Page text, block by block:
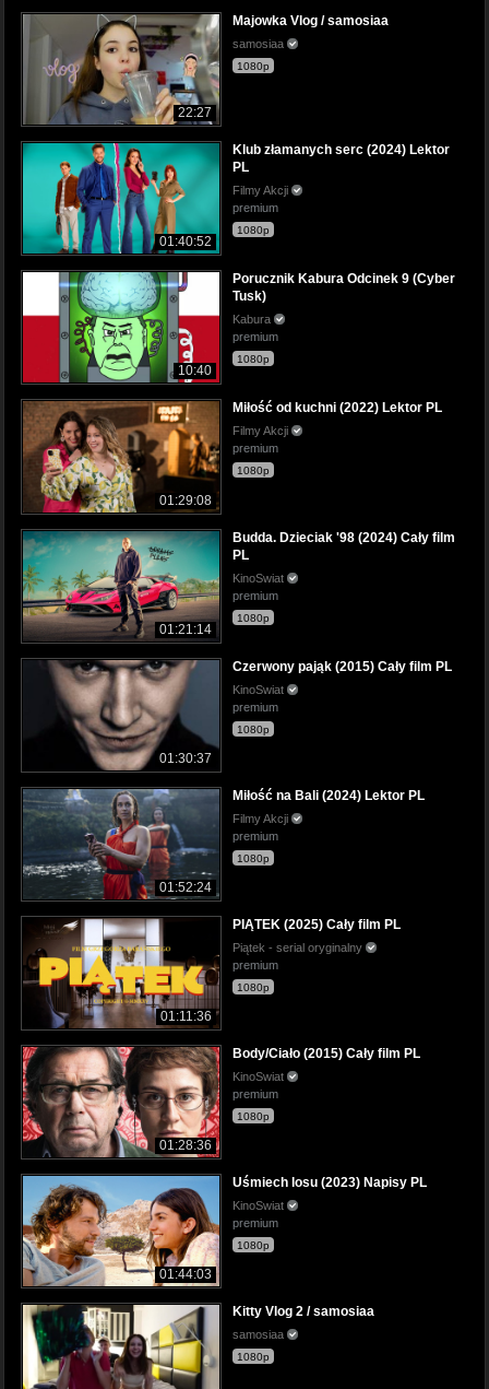
22:27
Majowka Vlog / samosiaa
samosiaa
1080p
01:40:52
Klub złamanych serc (2024) Lektor
PL
Filmy Akcji
premium
1080p
10:40
Porucznik Kabura Odcinek 9 (Cyber
Tusk)
Kabura
premium
1080p
01:29:08
Miłość od kuchni (2022) Lektor PL
Filmy Akcji
premium
1080p
01:21:14
Budda. Dzieciak '98 (2024) Cały film
PL
KinoSwiat
premium
1080p
01:30:37
Czerwony pająk (2015) Cały film PL
KinoSwiat
premium
1080p
01:52:24
Miłość na Bali (2024) Lektor PL
Filmy Akcji
premium
1080p
01:11:36
PIĄTEK (2025) Cały film PL
Piątek - serial oryginalny
premium
1080p
01:28:36
Body/Ciało (2015) Cały film PL
KinoSwiat
premium
1080p
01:44:03
Uśmiech losu (2023) Napisy PL
KinoSwiat
premium
1080p
Kitty Vlog 2 / samosiaa
samosiaa
1080p